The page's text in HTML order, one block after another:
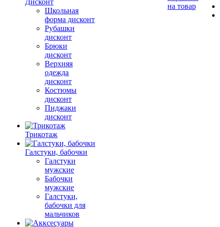
Дисконт
Школьная
форма дисконт
Рубашки
дисконт
Брюки
дисконт
Верхняя
одежда
дисконт
Костюмы
дисконт
Пиджаки
дисконт
Трикотаж
Галстуки, бабочки
Галстуки
мужские
Бабочки
мужские
Галстуки,
бабочки для
мальчиков
на товар